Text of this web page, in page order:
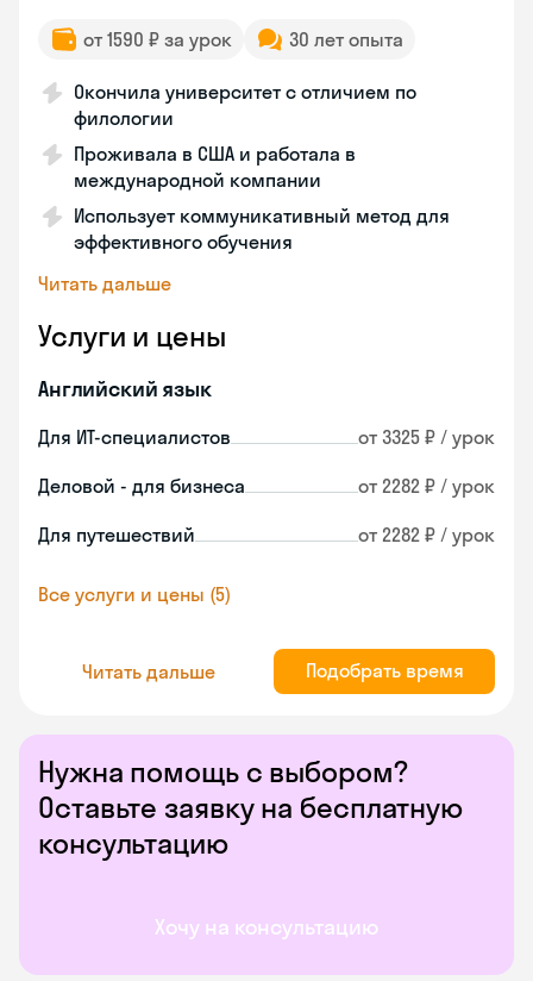
Нужна помощь с выбором?
Оставьте заявку на бесплатную
консультацию
Хочу на консультацию
от 1590 ₽ за урок 30 лет опыта
Окончила университет с отличием по
филологии
Проживала в США и работала в
международной компании
Использует коммуникативный метод для
эффективного обучения
Читать дальше
Услуги и цены
Английский язык
Для ИТ-специалистов от 3325 ₽ / урок
Деловой - для бизнеса от 2282 ₽ / урок
Для путешествий от 2282 ₽ / урок
Все услуги и цены (5)
Читать дальше Подобрать время